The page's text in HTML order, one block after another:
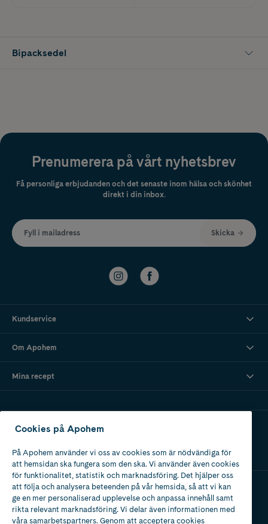
Bipacksedel
Prenumerera på vårt nyhetsbrev
Få personliga erbjudanden och det senaste inom hälsa och skönhet
direkt i din inbox.
Fyll i mailadress Skicka
Kundservice
Om Apohem
Mina recept
Ladda ner vår app
Apotek med tillstånd
av Läkemedelsverket
Cookies på Apohem
På Apohem använder vi oss av cookies som är nödvändiga för
att hemsidan ska fungera som den ska. Vi använder även cookies
för funktionalitet, statistik och marknadsföring. Det hjälper oss
att följa och analysera beteenden på vår hemsida, så att vi kan
ge en mer personaliserad upplevelse och anpassa innehåll samt
rikta relevant marknadsföring. Vi delar även informationen med
våra samarbetspartners. Genom att acceptera cookies